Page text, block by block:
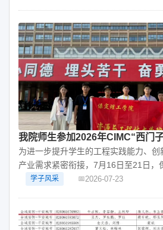
我院师生参加2026年CIMC“西门
为进一步提升学生的工程实践能力、
产业需求紧密衔接，7月16日至21日
学子风采 2026-07-23